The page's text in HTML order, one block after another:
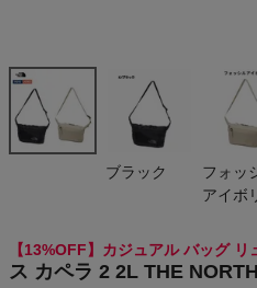
ORTH FACE
CAPELLA
(税込)
NIKE
ブラック
フォッ
アイボ
【13%OFF】カジュアル バッグ リ
ス カペラ 2 2L THE